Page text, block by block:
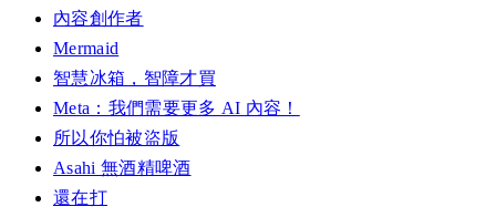
內容創作者
Mermaid
智慧冰箱，智障才買
Meta：我們需要更多 AI 內容！
所以你怕被盜版
Asahi 無酒精啤酒
還在打